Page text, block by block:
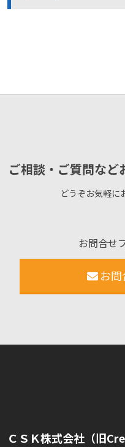
ご相談・ご質問など
どうぞお気軽に
お問合せ
お
ＣＳＫ株式会社（旧